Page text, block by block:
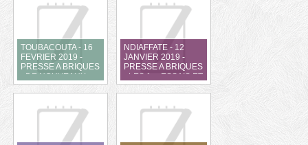
TOUBACOUTA - 16
FEVRIER 2019 -
PRESSE A BRIQUES
- DE NOUVEAUX
ESSAIS DE
PRODUCTION "
GRANDEUR
NATURE "
NDIAFFATE - 12
JANVIER 2019 -
PRESSE A BRIQUES
- LES 1er ESSAIS ET
LE DEBUT DE
PRODUCTION